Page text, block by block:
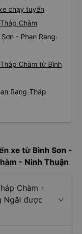
chạy tuyến
Chàm
- Phan Rang-
Chàm từ Bình
Rang-Tháp
xe từ Bình Sơn -
- Ninh Thuận
Chàm -
Ngãi được